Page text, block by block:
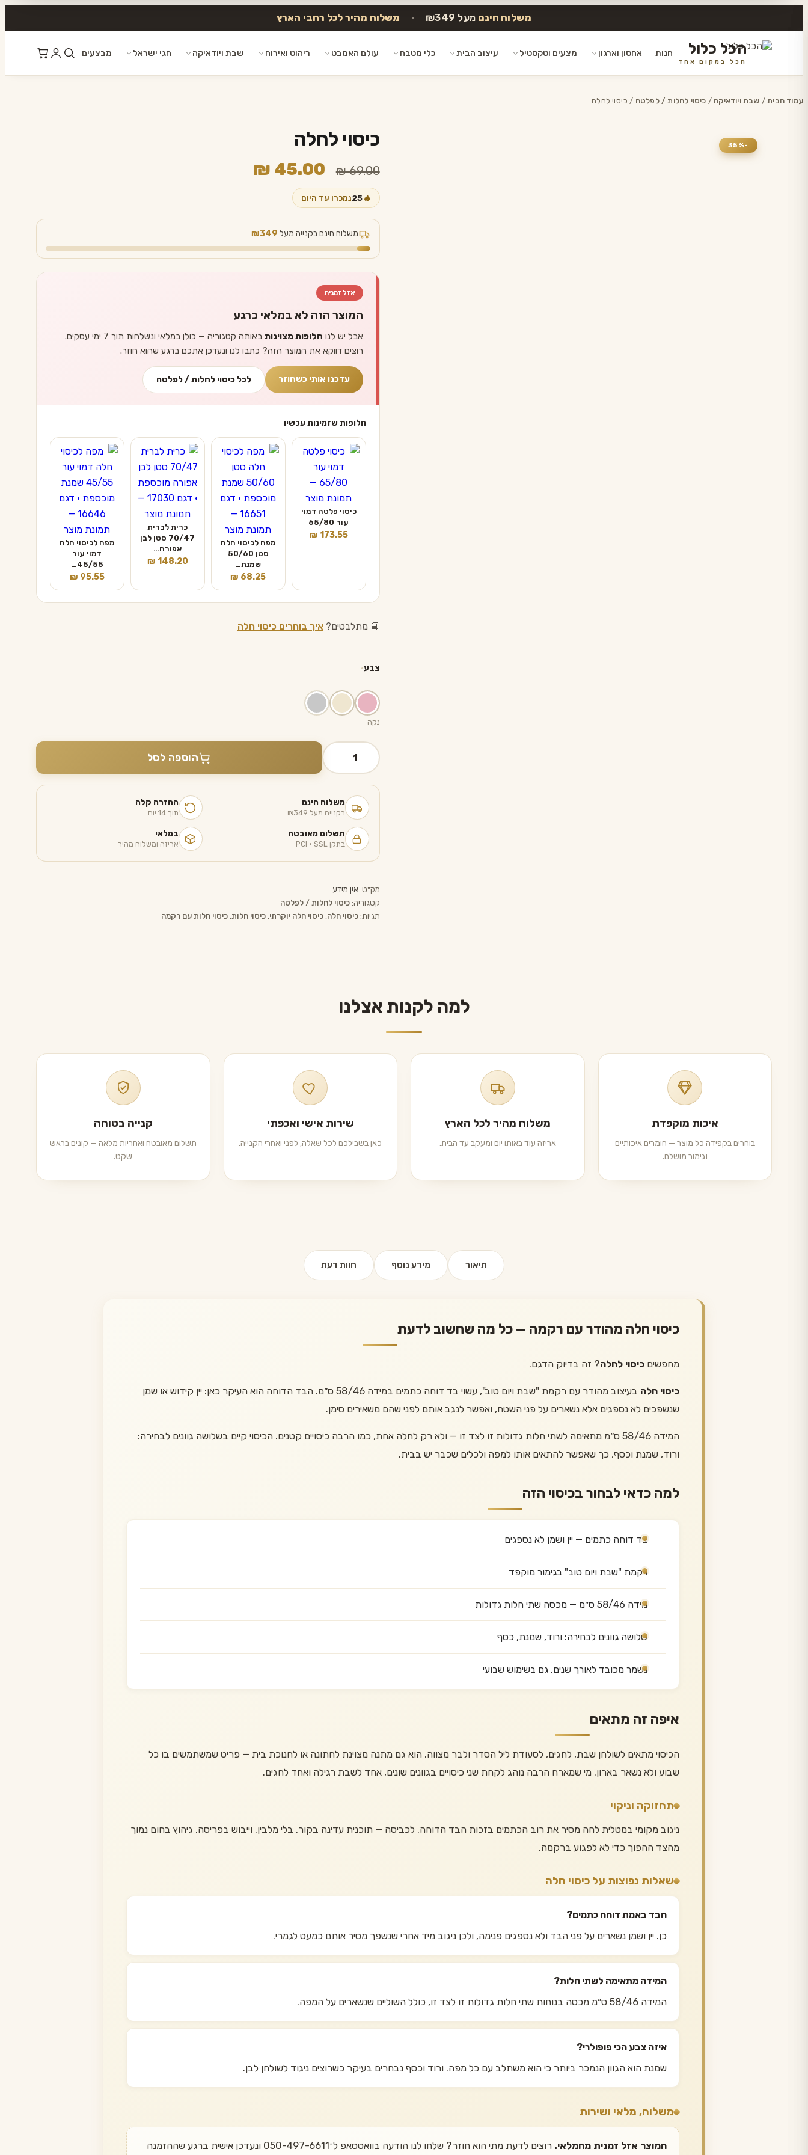
משלוח חינם מעל ₪349 • משלוח מהיר לכל רחבי הארץ
הכל כלול
הכל במקום אחד
חנות אחסון וארגון מצעים וטקסטיל עיצוב הבית כלי מטבח עולם האמבט ריהוט ואירוח שבת ויודאיקה חגי ישראל מבצעים
עמוד הבית/ שבת ויודאיקה / כיסוי לחלות / לפלטה / כיסוי לחלה
-35% כיסוי לחלה
₪69.00
המחיר
המקורי
היה:
₪ 69.00.
₪ 45.00
₪ 45.00.
🔥
25נמכרו עד היום
משלוח חינם בקנייה מעל ₪349
אזל זמנית
המוצר הזה לא במלאי כרגע
אבל יש לנו חלופות מצוינות
באותה קטגוריה — כולן במלאי ונשלחות תוך 7 ימי עסקים.
רוצים דווקא את המוצר הזה? כתבו לנו ונעדכן אתכם ברגע שהוא חוזר.
עדכנו אותי כשחוזר לכל כיסוי לחלות / לפלטה
חלופות שזמינות עכשיו
כיסוי פלטה דמוי
עור 65/80
₪ 173.55
מפה לכיסוי חלה
סטן 50/60
שמנת…
₪ 68.25
כרית לברית
70/47 סטן לבן
אפורה…
₪ 148.20
מפה לכיסוי חלה
דמוי עור
45/55…
₪ 95.55
📘 מתלבטים?איך בוחרים כיסוי חלה
צבע
נקה
כמות
של
לחלה
הוספה לסל
משלוח חינם
בקנייה מעל ₪349
החזרה קלה
תוך 14 יום
תשלום מאובטח
בתקן PCI · SSL
במלאי
אריזה ומשלוח מהיר
מק"ט: אין מידע
קטגוריה:כיסוי לחלות / לפלטה
תגיות:כיסוי חלה,כיסוי חלה יוקרתי,כיסוי חלות,כיסוי חלות עם רקמה
למה לקנות אצלנו
איכות מוקפדת
בוחרים בקפידה כל מוצר — חומרים איכותיים
וגימור מושלם.
משלוח מהיר לכל הארץ
אריזה עוד באותו יום ומעקב עד הבית.
שירות אישי ואכפתי
כאן בשבילכם לכל שאלה, לפני ואחרי הקנייה.
קנייה בטוחה
תשלום מאובטח ואחריות מלאה — קונים בראש
שקט.
תיאור מידע נוסף חוות דעת
כיסוי חלה מהודר עם רקמה — כל מה שחשוב לדעת
מחפשיםכיסוי לחלה? זה בדיוק הדגם.
כיסוי חלה
בעיצוב מהודר עם רקמת "שבת ויום טוב", עשוי בד דוחה כתמים במידה 58/46 ס״מ. הבד הדוחה הוא העיקר כאן: יין קידוש או שמן
שנשפכים לא נספגים אלא נשארים על פני השטח, ואפשר לנגב אותם לפני שהם משאירים סימן.
המידה 58/46 ס״מ מתאימה לשתי חלות גדולות זו לצד זו — ולא רק לחלה אחת, כמו הרבה כיסויים קטנים. הכיסוי קיים בשלושה גוונים לבחירה:
ורוד, שמנת וכסף, כך שאפשר להתאים אותו למפה ולכלים שכבר יש בבית.
למה כדאי לבחור בכיסוי הזה
בד דוחה כתמים — יין ושמן לא נספגים
רקמת "שבת ויום טוב" בגימור מוקפד
מידה 58/46 ס״מ — מכסה שתי חלות גדולות
שלושה גוונים לבחירה: ורוד, שמנת, כסף
נשמר מכובד לאורך שנים, גם בשימוש שבועי
איפה זה מתאים
הכיסוי מתאים לשולחן שבת, לחגים, לסעודת ליל הסדר ולבר מצווה. הוא גם מתנה מצוינת לחתונה או לחנוכת בית — פריט שמשתמשים בו כל
שבוע ולא נשאר בארון. מי שמארח הרבה נוהג לקחת שני כיסויים בגוונים שונים, אחד לשבת רגילה ואחד לחגים.
תחזוקה וניקוי
ניגוב מקומי במטלית לחה מסיר את רוב הכתמים בזכות הבד הדוחה. לכביסה — תוכנית עדינה בקור, בלי מלבין, וייבוש בפריסה. גיהוץ בחום נמוך
מהצד ההפוך כדי לא לפגוע ברקמה.
שאלות נפוצות על כיסוי חלה
הבד באמת דוחה כתמים?
כן. יין ושמן נשארים על פני הבד ולא נספגים פנימה, ולכן ניגוב מיד אחרי שנשפך מסיר אותם כמעט לגמרי.
המידה מתאימה לשתי חלות?
המידה 58/46 ס״מ מכסה בנוחות שתי חלות גדולות זו לצד זו, כולל השוליים שנשארים על המפה.
איזה צבע הכי פופולרי?
שמנת הוא הגוון הנמכר ביותר כי הוא משתלב עם כל מפה. ורוד וכסף נבחרים בעיקר כשרוצים ניגוד לשולחן לבן.
משלוח, מלאי ושירות
המוצר אזל זמנית מהמלאי. רוצים לדעת מתי הוא חוזר? שלחו לנו הודעה בוואטסאפ ל־050-497-6611 ונעדכן אישית ברגע שההזמנה